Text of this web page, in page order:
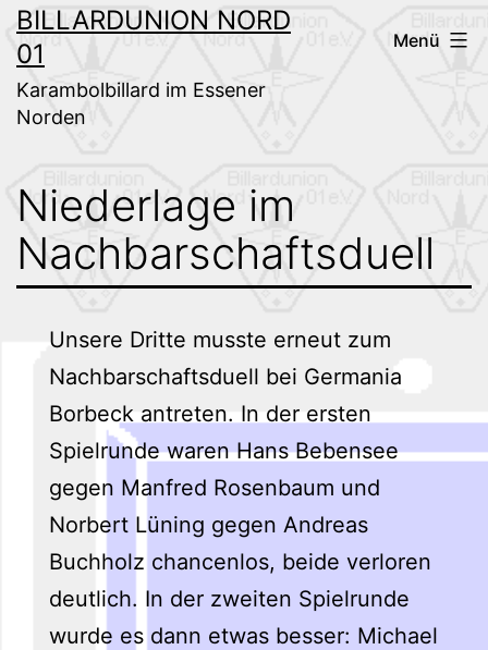
Zum
Inhalt
springen
BILLARDUNION NORD
01
Karambolbillard im Essener
Norden
Menü
Niederlage im
Nachbarschaftsduell
Unsere Dritte musste erneut zum
Nachbarschaftsduell bei Germania
Borbeck antreten. In der ersten
Spielrunde waren Hans Bebensee
gegen Manfred Rosenbaum und
Norbert Lüning gegen Andreas
Buchholz chancenlos, beide verloren
deutlich. In der zweiten Spielrunde
wurde es dann etwas besser: Michael